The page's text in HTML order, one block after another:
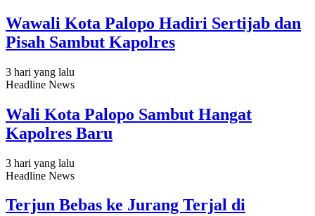
Wawali Kota Palopo Hadiri Sertijab dan
Pisah Sambut Kapolres
3 hari yang lalu
Headline News
Wali Kota Palopo Sambut Hangat
Kapolres Baru
3 hari yang lalu
Headline News
Terjun Bebas ke Jurang Terjal di